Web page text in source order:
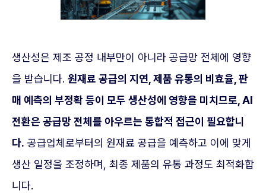
생산성은 제조 공정 내부만이 아니라 공급망 전체에 영향
을 받습니다. 원재료 공급의 지연, 제품 유통의 비효율, 판
매 예측의 부정확 등이 모두 생산성에 영향을 미치므로, AI
전환은 공급망 전체를 아우르는 통합적 접근이 필요합니
다. 공급업체로부터의 원재료 공급을 예측하고 이에 맞게
생산 일정을 조정하며, 최종 제품의 유통 과정도 최적화합
니다.